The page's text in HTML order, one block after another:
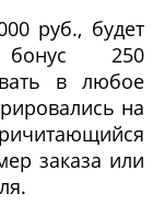
руб., будет
бонус 250
в любое
на
заказа или